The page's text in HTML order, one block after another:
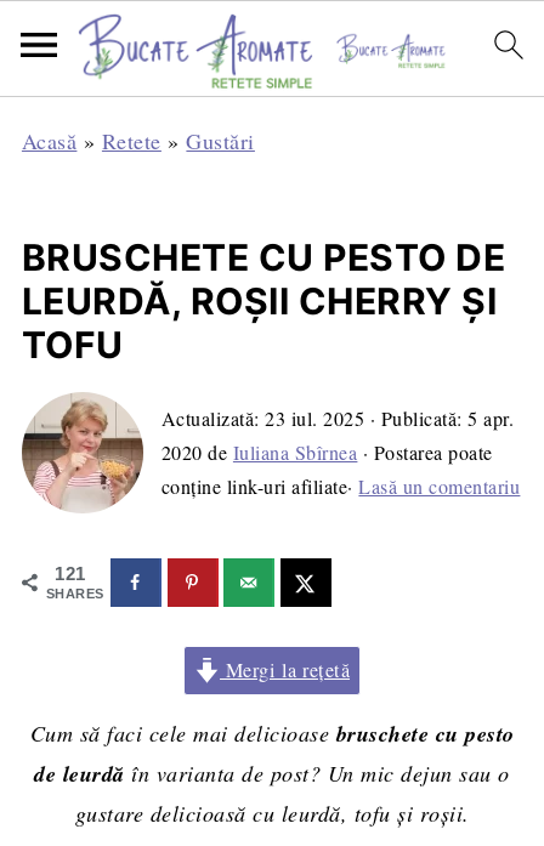
Acasă » Retete »Gustări
BRUSCHETE CU PESTO DE
LEURDĂ, ROȘII CHERRY ȘI
TOFU
Actualizată:23 iul. 2025 · Publicată:5 apr.
2020 de Iuliana Sbîrnea · Postarea poate
conține link-uri afiliate·Lasă un comentariu
121
SHARES
Mergi la rețetă
Cum să faci cele mai delicioasebruschete cu pesto
de leurdă în varianta de post? Un mic dejun sau o
gustare delicioasă cu leurdă, tofu și roșii.